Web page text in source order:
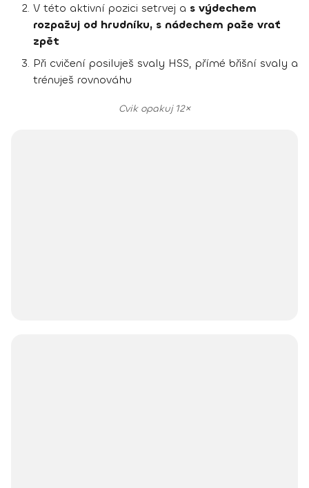
V této aktivní pozici setrvej a s výdechem
rozpažuj od hrudníku, s nádechem paže vrať
zpět
Při cvičení posiluješ svaly HSS, přímé břišní svaly a
trénuješ rovnováhu
Cvik opakuj 12×